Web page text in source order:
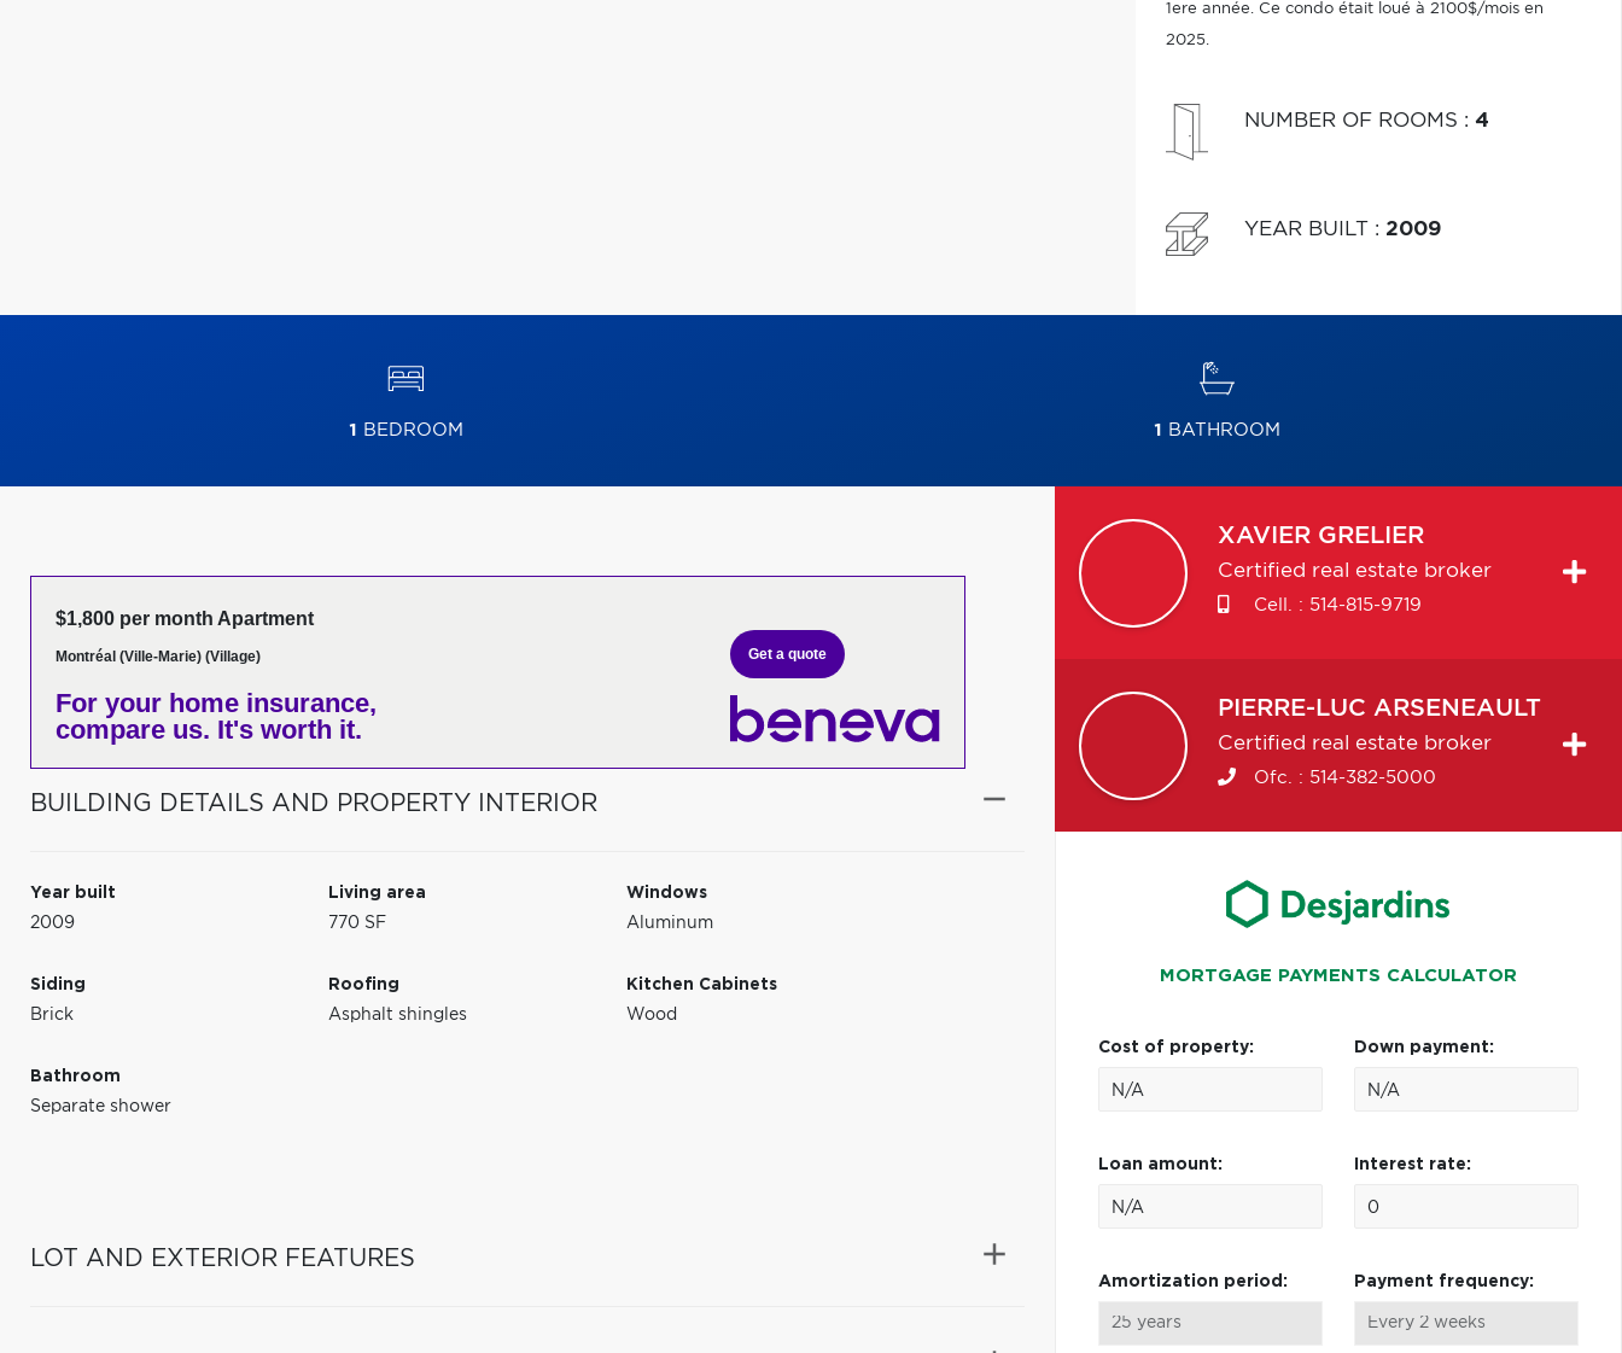
1ere année. Ce condo était loué à 2100$/mois en
2025.
NUMBER OF ROOMS : 4
YEAR BUILT : 2009
1 BEDROOM 1 BATHROOM
$1,800 per month Apartment
Montréal (Ville-Marie) (Village)
For your home insurance,
compare us. It's worth it.
Get a quote
BUILDING DETAILS AND PROPERTY INTERIOR
Year built
2009
Living area
770 SF
Windows
Aluminum
Siding
Brick
Roofing
Asphalt shingles
Kitchen Cabinets
Wood
Bathroom
Separate shower
LOT AND EXTERIOR FEATURES
XAVIER GRELIER
Certified real estate broker
Cell. : 514-815-9719
PIERRE-LUC ARSENEAULT
Certified real estate broker
Ofc. : 514-382-5000
MORTGAGE PAYMENTS CALCULATOR
Cost of property: Down payment:
Loan amount: Interest rate:
Amortization period: Payment frequency: